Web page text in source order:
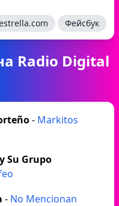
Фейсбук
Radio Digital
- Markitos
Su Grupo
- No Mencionan